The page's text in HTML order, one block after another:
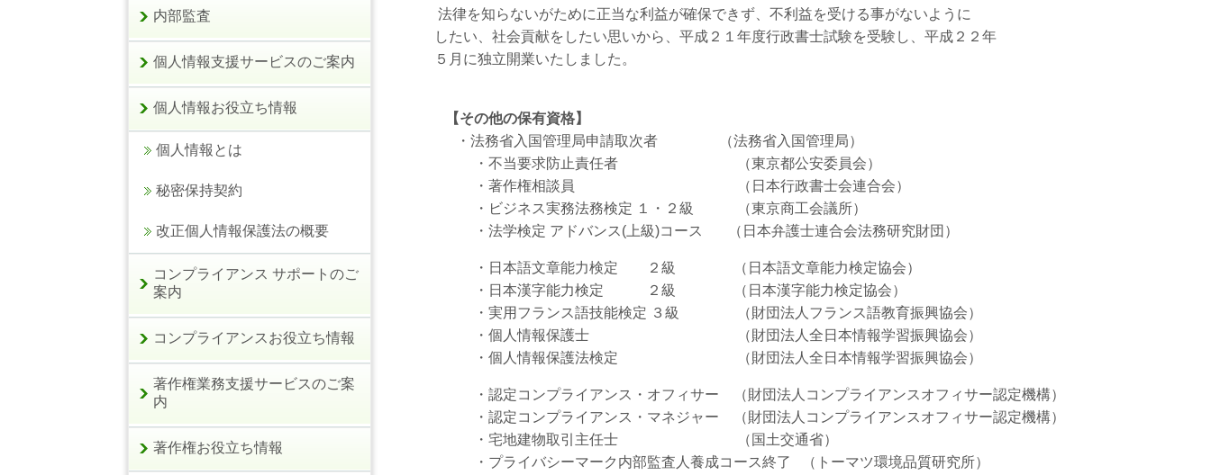
法律を知らないがために正当な利益が確保できず、不利益を受ける事がないように
したい、社会貢献をしたい思いから、平成２１年度行政書士試験を受験し、平成２２年
５月に独立開業いたしました。
【その他の保有資格】
・法務省入国管理局申請取次者 （法務省入国管理局）
・不当要求防止責任者 （東京都公安委員会）
・著作権相談員 （日本行政書士会連合会）
・ビジネス実務法務検定 １・２級 （東京商工会議所）
・法学検定 アドバンス(上級)コース （日本弁護士連合会法務研究財団）
・日本語文章能力検定 ２級 （日本語文章能力検定協会）
・日本漢字能力検定 ２級 （日本漢字能力検定協会）
・実用フランス語技能検定 ３級 （財団法人フランス語教育振興協会）
・個人情報保護士 （財団法人全日本情報学習振興協会）
・個人情報保護法検定 （財団法人全日本情報学習振興協会）
・認定コンプライアンス・オフィサー （財団法人コンプライアンスオフィサー認定機構）
・認定コンプライアンス・マネジャー （財団法人コンプライアンスオフィサー認定機構）
・宅地建物取引主任士 （国土交通省）
・プライバシーマーク内部監査人養成コース終了 （トーマツ環境品質研究所）
内部監査
個人情報支援サービスのご案内
個人情報お役立ち情報
個人情報とは
秘密保持契約
改正個人情報保護法の概要
コンプライアンス サポートのご
案内
コンプライアンスお役立ち情報
著作権業務支援サービスのご案
内
著作権お役立ち情報